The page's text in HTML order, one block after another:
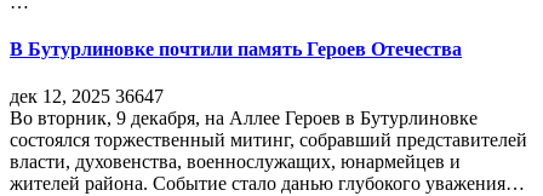
В Бутурлиновке почтили память Героев Отечества
дек 12, 2025 36647
Во вторник, 9 декабря, на Аллее Героев в Бутурлиновке
состоялся торжественный митинг, собравший представителей
власти, духовенства, военнослужащих, юнармейцев и
жителей района. Событие стало данью глубокого уважения…